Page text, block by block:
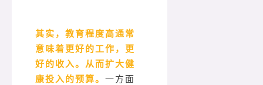
其实，教育程度高通常
意味着更好的工作，更
好的收入。从而扩大健
康投入的预算。 一方面